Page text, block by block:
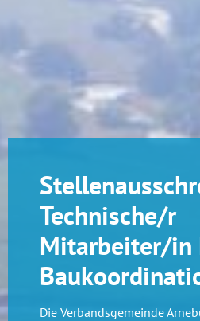
Technische/r
Mitarbeiter/in
Die Verbandsgemeinde